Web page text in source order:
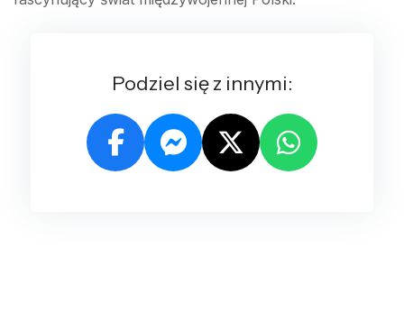
Podziel się z innymi: